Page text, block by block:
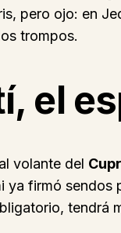
pero ojo: en
trompos.
el
volante del
ya firmó
tendrá